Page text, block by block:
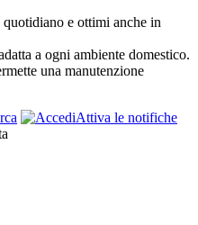
e ottimi anche in
a ogni ambiente domestico.
una manutenzione
Attiva le notifiche